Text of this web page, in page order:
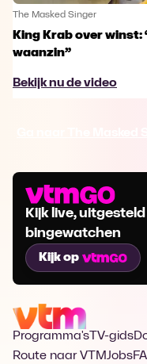
The Masked Singer
King Krab over winst:
waanzin”
Bekijk nu de video
Kijk live,
bingewatchen
Kijk op
Programma's TV-gids
Route naar VTMJobs